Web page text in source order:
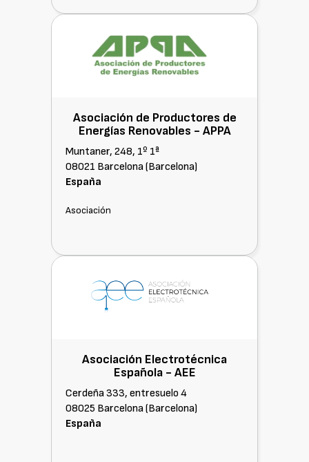
Asociación de Productores de
Energías Renovables - APPA
Muntaner, 248, 1º 1ª
08021 Barcelona (Barcelona)
España
Asociación
Asociación Electrotécnica
Española - AEE
Cerdeña 333, entresuelo 4
08025 Barcelona (Barcelona)
España